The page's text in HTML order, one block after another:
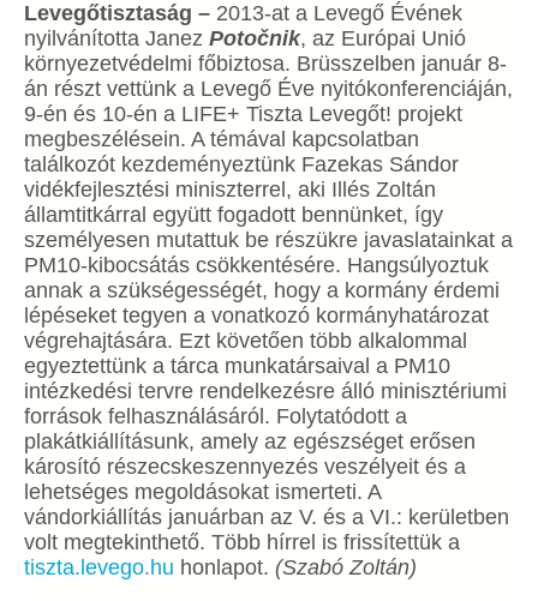
Levegőtisztaság – 2013-at a Levegő Évének
nyilvánította Janez Potočnik, az Európai Unió
környezetvédelmi főbiztosa. Brüsszelben január 8-
án részt vettünk a Levegő Éve nyitókonferenciáján,
9-én és 10-én a LIFE+ Tiszta Levegőt! projekt
megbeszélésein. A témával kapcsolatban
találkozót kezdeményeztünk Fazekas Sándor
vidékfejlesztési miniszterrel, aki Illés Zoltán
államtitkárral együtt fogadott bennünket, így
személyesen mutattuk be részükre javaslatainkat a
PM10-kibocsátás csökkentésére. Hangsúlyoztuk
annak a szükségességét, hogy a kormány érdemi
lépéseket tegyen a vonatkozó kormányhatározat
végrehajtására. Ezt követően több alkalommal
egyeztettünk a tárca munkatársaival a PM10
intézkedési tervre rendelkezésre álló minisztériumi
források felhasználásáról. Folytatódott a
plakátkiállításunk, amely az egészséget erősen
károsító részecskeszennyezés veszélyeit és a
lehetséges megoldásokat ismerteti. A
vándorkiállítás januárban az V. és a VI.: kerületben
volt megtekinthető. Több hírrel is frissítettük a
tiszta.levego.hu honlapot. (Szabó Zoltán)